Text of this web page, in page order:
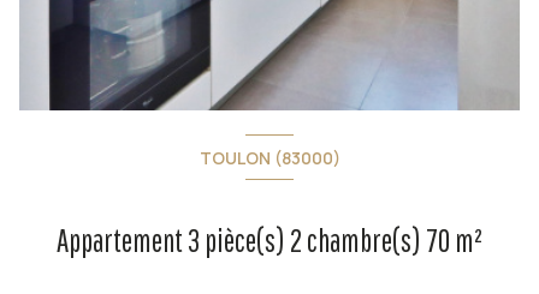
TOULON (83000)
Appartement 3 pièce(s) 2 chambre(s) 70 m²